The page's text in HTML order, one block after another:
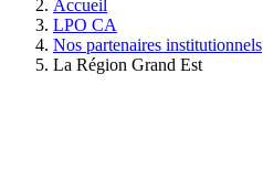
Accueil
LPO CA
Nos partenaires institutionnels
La Région Grand Est